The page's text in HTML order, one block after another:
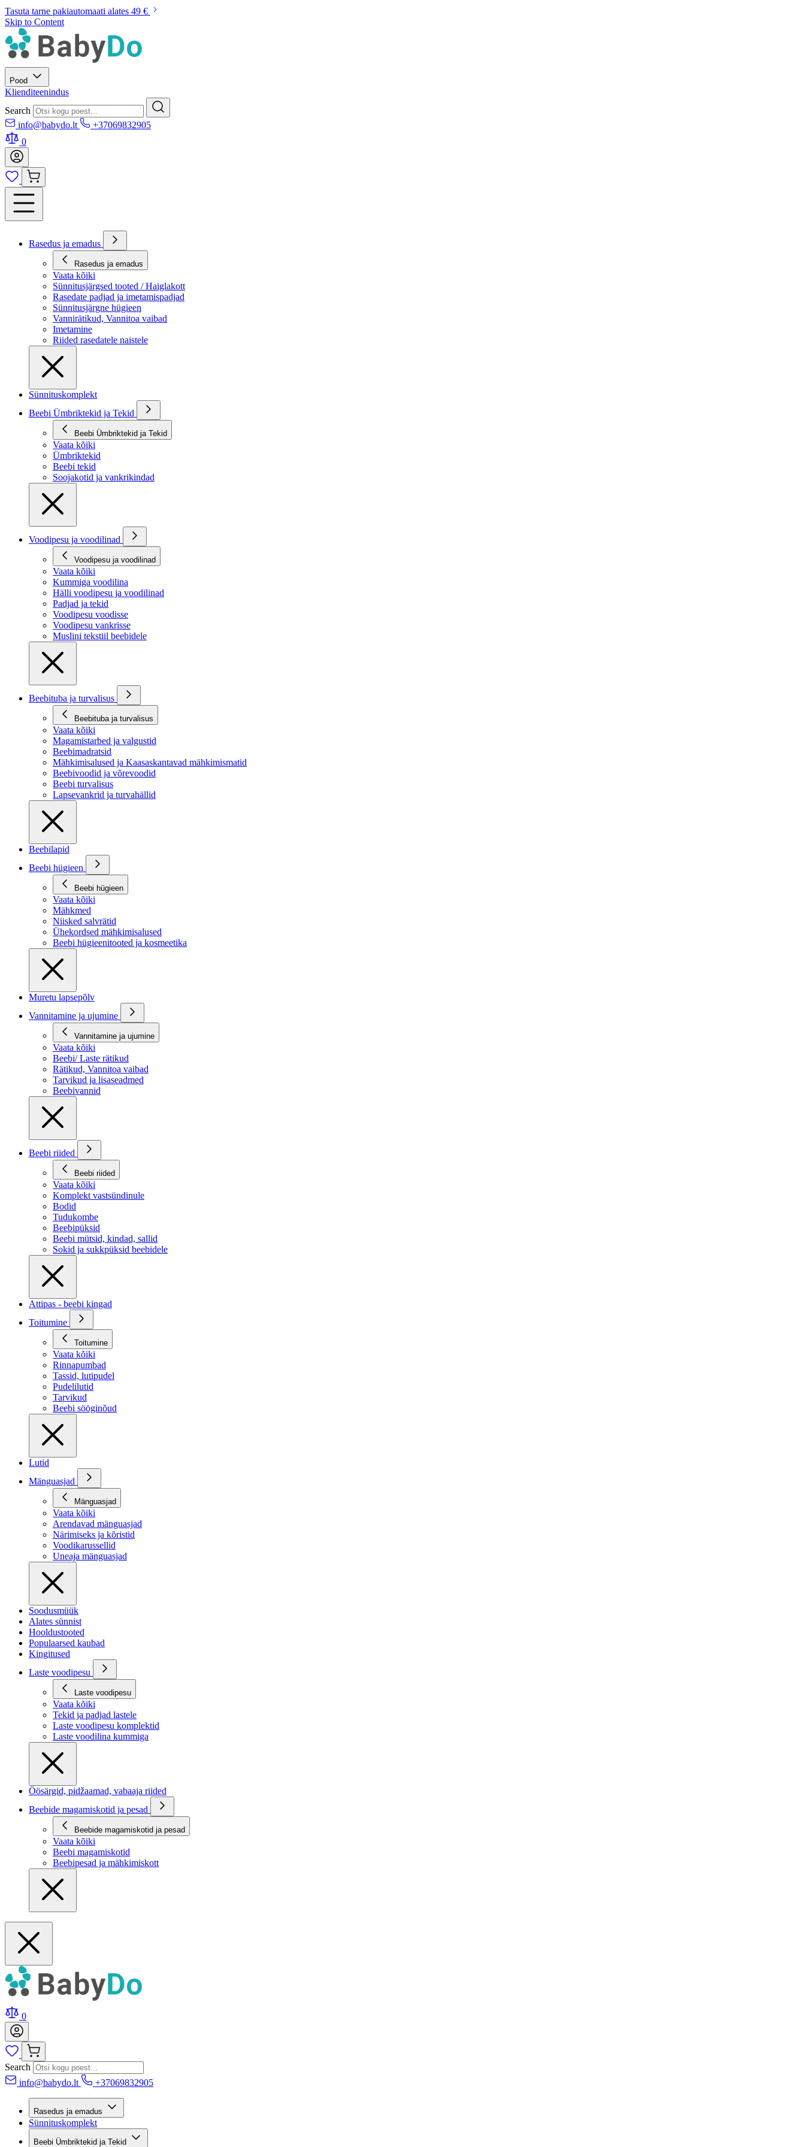
Tasuta tarne pakiautomaati alates 49 €
Skip to Content
Pood
Klienditeenindus
Search
info@babydo.lt
+37069832905
0
Rasedus ja emadus
Rasedus ja emadus
Vaata kõiki
Sünnitusjärgsed tooted / Haiglakott
Rasedate padjad ja imetamispadjad
Sünnitusjärgne hügieen
Vannirätikud, Vannitoa vaibad
Imetamine
Riided rasedatele naistele
Sünnituskomplekt
Beebi Ümbriktekid ja Tekid
Beebi Ümbriktekid ja Tekid
Vaata kõiki
Ümbriktekid
Beebi tekid
Soojakotid ja vankrikindad
Voodipesu ja voodilinad
Voodipesu ja voodilinad
Vaata kõiki
Kummiga voodilina
Hälli voodipesu ja voodilinad
Padjad ja tekid
Voodipesu voodisse
Voodipesu vankrisse
Muslini tekstiil beebidele
Beebituba ja turvalisus
Beebituba ja turvalisus
Vaata kõiki
Magamistarbed ja valgustid
Beebimadratsid
Mähkimisalused ja Kaasaskantavad mähkimismatid
Beebivoodid ja võrevoodid
Beebi turvalisus
Lapsevankrid ja turvahällid
Beebilapid
Beebi hügieen
Beebi hügieen
Vaata kõiki
Mähkmed
Niisked salvrätid
Ühekordsed mähkimisalused
Beebi hügieenitooted ja kosmeetika
Muretu lapsepõlv
Vannitamine ja ujumine
Vannitamine ja ujumine
Vaata kõiki
Beebi/ Laste rätikud
Rätikud, Vannitoa vaibad
Tarvikud ja lisaseadmed
Beebivannid
Beebi riided
Beebi riided
Vaata kõiki
Komplekt vastsündinule
Bodid
Tudukombe
Beebipüksid
Beebi mütsid, kindad, sallid
Sokid ja sukkpüksid beebidele
Attipas - beebi kingad
Toitumine
Toitumine
Vaata kõiki
Rinnapumbad
Tassid, lutipudel
Pudelilutid
Tarvikud
Beebi sööginõud
Lutid
Mänguasjad
Mänguasjad
Vaata kõiki
Arendavad mänguasjad
Närimiseks ja kõristid
Voodikarussellid
Uneaja mänguasjad
Soodusmüük
Alates sünnist
Hooldustooted
Populaarsed kaubad
Kingitused
Laste voodipesu
Laste voodipesu
Vaata kõiki
Tekid ja padjad lastele
Laste voodipesu komplektid
Laste voodilina kummiga
Öösärgid, pidžaamad, vabaaja riided
Beebide magamiskotid ja pesad
Beebide magamiskotid ja pesad
Vaata kõiki
Beebi magamiskotid
Beebipesad ja mähkimiskott
0
Search
info@babydo.lt
+37069832905
Rasedus ja emadus
Sünnituskomplekt
Beebi Ümbriktekid ja Tekid